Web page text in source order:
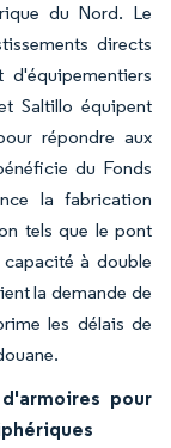
du Nord. Le
directs
Saltillo équipent
répondre aux
du Fonds
la fabrication
tels que le pont
à double
la demande de
les délais de
pour